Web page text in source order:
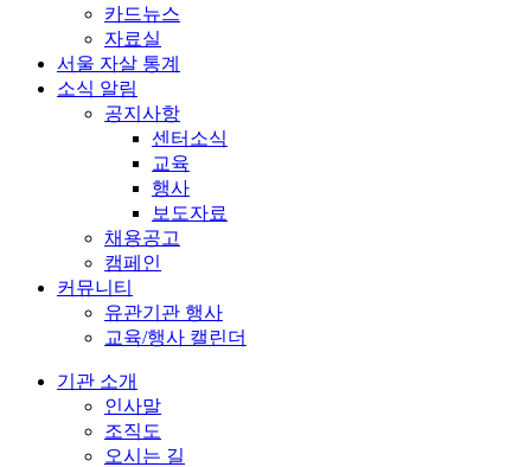
카드뉴스
자료실
서울 자살 통계
소식 알림
공지사항
센터소식
교육
행사
보도자료
채용공고
캠페인
커뮤니티
유관기관 행사
교육/행사 캘린더
기관 소개
인사말
조직도
오시는 길